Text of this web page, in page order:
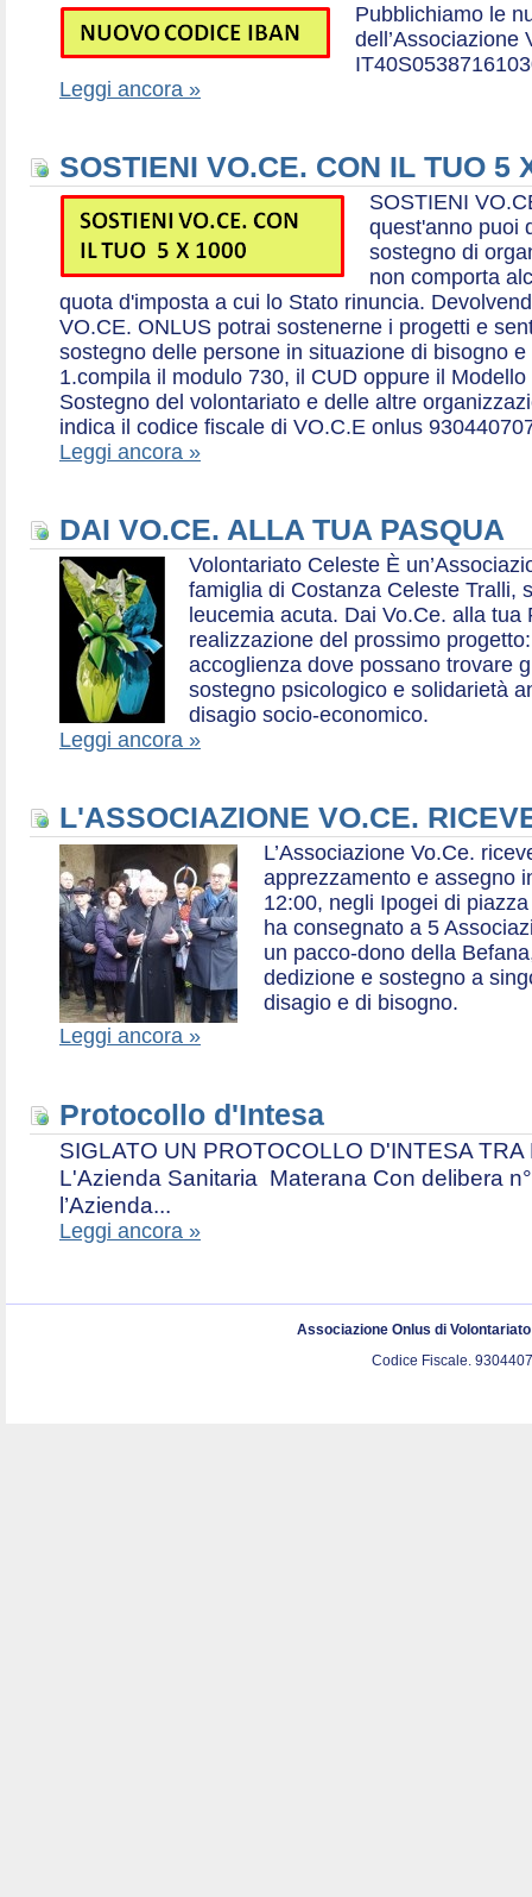
Pubblichiamo le
dell’Associazione
Leggi ancora »
SOSTIENI VO.CE. CON IL TUO 5
SOSTIENI
quest'anno puoi
sostegno di
non comporta
quota d'imposta a cui lo Stato rinuncia.
VO.CE. ONLUS potrai sostenerne i progetti e
sostegno delle persone in situazione di bisogno
1.compila il modulo 730, il CUD oppure il
Sostegno del volontariato e delle altre
indica il codice fiscale di VO.C.E onlus
Leggi ancora »
DAI VO.CE. ALLA TUA PASQUA
Volontariato Celeste È
famiglia di Costanza Celeste Tralli,
leucemia acuta. Dai Vo.Ce. alla tua
realizzazione del prossimo
accoglienza dove possano trovare
sostegno psicologico e solidarietà
disagio socio-economico.
Leggi ancora »
L'ASSOCIAZIONE VO.CE.
L’Associazione Vo.Ce.
apprezzamento e assegno
12:00, negli Ipogei di
ha consegnato a 5
un pacco-dono della
dedizione e sostegno a
disagio e di bisogno.
Leggi ancora »
Protocollo d'Intesa
SIGLATO UN PROTOCOLLO D'INTESA
L'Azienda Sanitaria Materana Con delibera
l’Azienda...
Leggi ancora »
Associazione Onlus di
Codice Fiscale.